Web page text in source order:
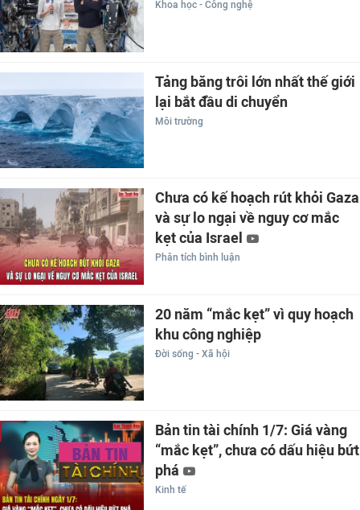
Khoa học - Công nghệ
Tảng băng trôi lớn nhất thế giới
lại bắt đầu di chuyển
Môi trường
Chưa có kế hoạch rút khỏi Gaza
và sự lo ngại về nguy cơ mắc
kẹt của Israel
Phân tích bình luận
20 năm “mắc kẹt” vì quy hoạch
khu công nghiệp
Đời sống - Xã hội
Bản tin tài chính 1/7: Giá vàng
“mắc kẹt”, chưa có dấu hiệu bứt
phá
Kinh tế